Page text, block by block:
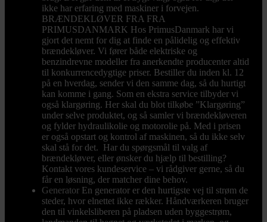
ikke har erfaring med maskiner i forvejen.
BRÆNDEKLØVER FRA FRA
PRIMUSDANMARK Hos PrimusDanmark har vi
gjort det nemt for dig at finde en pålidelig og effektiv
brændekløver. Vi fører både elektriske og
benzindrevne modeller fra anerkendte producenter altid
til konkurrencedygtige priser. Bestiller du inden kl. 12
på en hverdag, sender vi den samme dag, så du hurtigt
kan komme i gang. Som en ekstra service tilbyder vi
også klargøring. Her skal du blot tilkøbe ”Klargøring”
under selve produktet, og så samler vi brændekløveren
og fylder hydraulikolie og motorolie på. Med i prisen
er også opstart og kontrol af maskinen, så du ikke selv
skal stå for det. Har du spørgsmål til valg af
brændekløver, eller ønsker du hjælp til bestilling?
Kontakt vores kundeservice – vi rådgiver gerne, så du
får en løsning, der matcher dine behov.
Generator En generator er den hurtigste vej til strøm de
steder, hvor elnettet ikke rækker. Håndværkeren bruger
den til vinkelsliberen på pladsen uden byggestrøm,